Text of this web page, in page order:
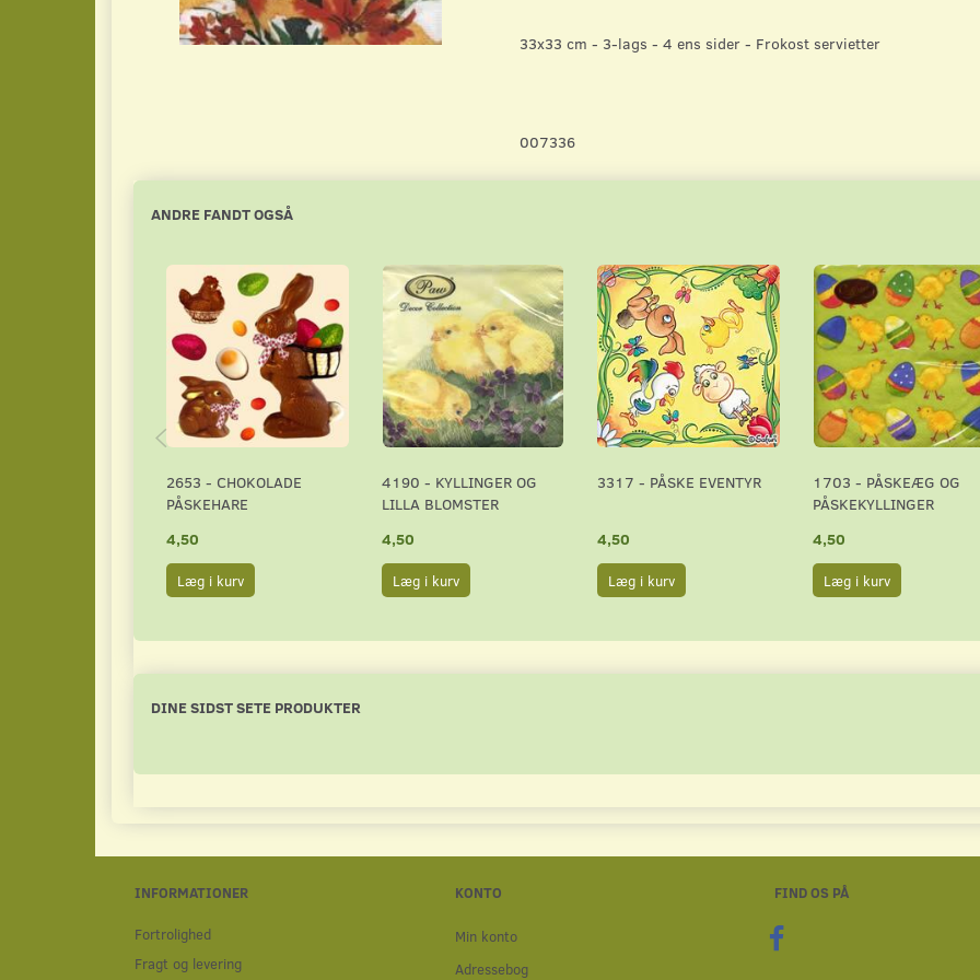
33x33 cm - 3-lags - 4 ens sider - Frokost servietter
007336
ANDRE FANDT OGSÅ
2653 - CHOKOLADE
PÅSKEHARE
4,50
Læg i kurv
4190 - KYLLINGER OG
LILLA BLOMSTER
4,50
Læg i kurv
3317 - PÅSKE EVENTYR
4,50
Læg i kurv
1703 - PÅSKEÆG OG
PÅSKEKYLLINGER
4,50
Læg i kurv
DINE SIDST SETE PRODUKTER
INFORMATIONER
Fortrolighed
Fragt og levering
KONTO
Min konto
Adressebog
FIND OS PÅ